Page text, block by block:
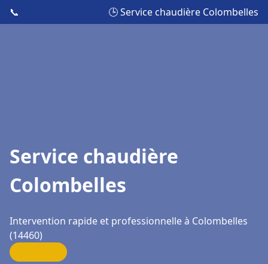
📞 🕒 Service chaudière Colombelles
Service chaudière
Colombelles
Intervention rapide et professionnelle à Colombelles
(14460)